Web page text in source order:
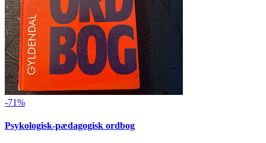
-71%
Psykologisk-pædagogisk ordbog